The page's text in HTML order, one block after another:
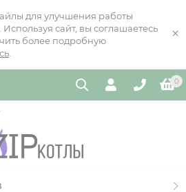
для улучшения работы
сайт, вы соглашаетесь
более подробную
×
0